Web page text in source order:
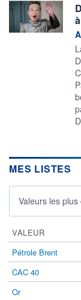
MES LISTES
Valeurs les
VALEUR
Pétrole Brent
CAC 40
Or